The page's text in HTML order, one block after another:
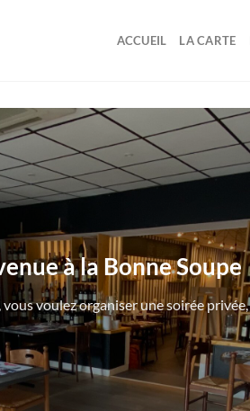
ACCUEIL LA CARTE
à la Bonne Soupe
voulez organiser une soirée